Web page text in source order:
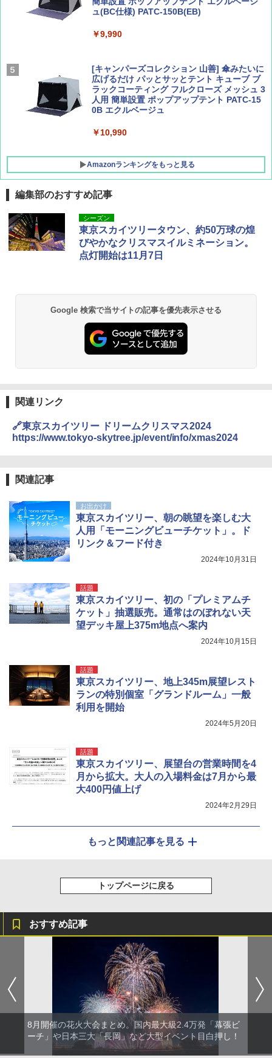
集】ボーイング110周年を祝して！
￥1,760
新しい日本地理 地図・統計・移動から読み
解く (講談社現代新書)
￥1,540
ュ(BC仕様) PATC-150B(EB)
￥9,990
[キャンパーズコレクション 山善] 傘みたいに
広げるだけ パッとサッとテント キューブ ブ
ラックコーティング フルクローズ メッシュ 3
人用 簡単設置 ポップアップテント PATC-15
0B エクルベージュ
￥10,990
Amazonランキングをもっと見る
BUNDOK(バンドック)ソロ ドーム 1 EX BDK
-08EX カーキ ソロキャンプ ポリエステル フ
レーム テント
￥14,800
GRANDOOR ステンレス保冷剤 2個セット 2
コンパクト 保冷力長持ち
￥2,980
DEWEL パラソル 大型 ビーチ アウトドアパ
￥6,459
関の購入実績 登山・キャンプ・アウトドア・
防災用品 長期保存可能 緊急時用 日本国内発
送
ポインターライト 強力 小型 緑色/赤色/青紫色
USB充電式 高精度 超長距離照射 長時間使用
可能 安全ロック付き 高安全性 金属製耐久 コ
ンパクト多機能設計 持ち運び便利 アウトド
ア/オフィス/教育現場/展示会用 緑
編集部のおすすめ記事
シーズン
東京スカイツリータウン、約50万球の煌
びやかなクリスマスイルミネーション。
点灯開始は11月7日
Google 検索で当サイトの記事を優先表示させる
関連リンク
🔗東京スカイツリー ドリームクリスマス2024
https://www.tokyo-skytree.jp/event/info/xmas2024
関連記事
お出かけ
東京スカイツリー、朝の眺望を楽しむ大
人用「モーニングビューチケット」。ド
リンク＆フード付き
2024年10月31日
話題
東京スカイツリー、初の「プレミアムチ
ケット」抽選販売。通常はのぼれない天
望デッキ屋上375m地点へ案内
2024年10月15日
話題
東京スカイツリー、地上345m展望レスト
ランの特別個室「グランドルーム」一般
利用を開始
2024年5月20日
話題
東京スカイツリー、展望台の営業時間を4
月から拡大。大人の入場料金は7月から最
大400円値上げ
2024年2月29日
もっと関連記事を見る
トップページに戻る
おすすめ記事
8月開催の花火大会まとめ。国内最大級2.4万発「幕張ビ
ーチ」や日本三大「長岡」など大型イベント目白押し！